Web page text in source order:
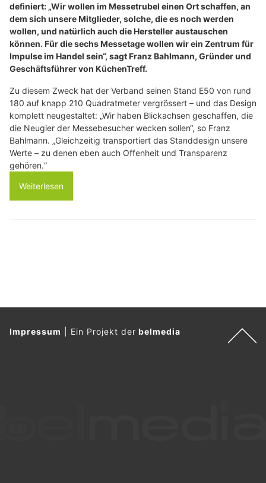
definiert: „Wir wollen im Messetrubel einen Ort schaffen, an
dem sich unsere Mitglieder, solche, die es noch werden
wollen, und natürlich auch die Hersteller austauschen
können. Für die sechs Messetage wollen wir ein Zentrum für
Impulse im Handel sein“, sagt Franz Bahlmann, Gründer und
Geschäftsführer von KüchenTreff.
Zu diesem Zweck hat der Verband seinen Stand E50 von rund
180 auf knapp 210 Quadratmeter vergrössert – und das Design
komplett neugestaltet: „Wir haben Blickachsen geschaffen, die
die Neugier der Messebesucher wecken sollen“, so Franz
Bahlmann. „Gleichzeitig transportiert das Standdesign unsere
Werte – zu denen eben auch Offenheit und Transparenz
gehören.“
Weiterlesen
Impressum Ein Projekt derbelmedia